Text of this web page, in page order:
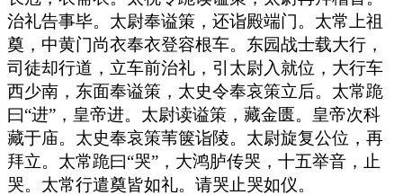
治礼告事毕。太尉奉谥策，还诣殿端门。太常上祖
奠，中黄门尚衣奉衣登容根车。东园战士载大行，
司徒却行道，立车前治礼，引太尉入就位，大行车
西少南，东面奉谥策，太史令奉哀策立后。太常跪
曰“进”，皇帝进。太尉读谥策，藏金匮。皇帝次科
藏于庙。太史奉哀策苇箧诣陵。太尉旋复公位，再
拜立。太常跪曰“哭”，大鸿胪传哭，十五举音，止
哭。太常行遣奠皆如礼。请哭止哭如仪。